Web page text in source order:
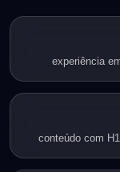
experiência
conteúdo com